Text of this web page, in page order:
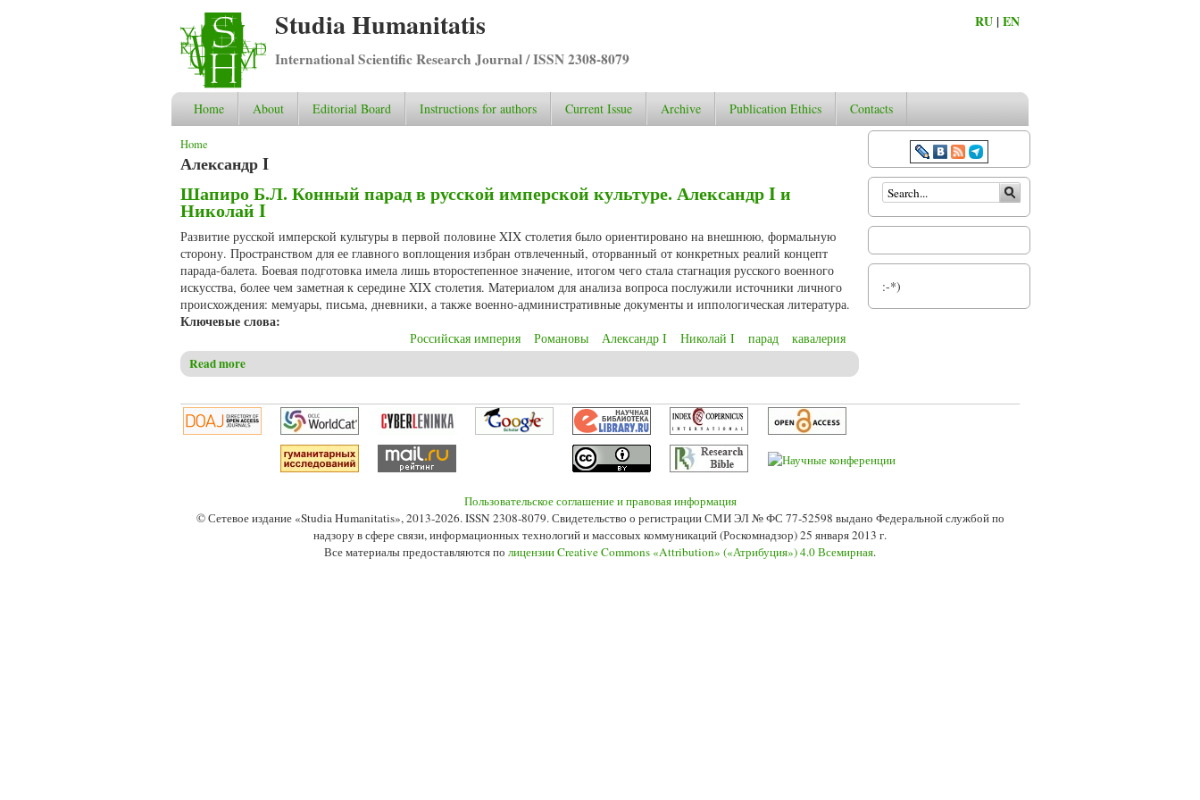
Studia Humanitatis
International Scientific Research Journal / ISSN 2308-8079
RU |EN
Home About Editorial Board Instructions for authors Current Issue Archive Publication Ethics Contacts
You are here
Home
Александр I
Шапиро Б.Л. Конный парад в русской имперской культуре. Александр I и
Николай I
Развитие русской имперской культуры в первой половине XIX столетия было ориентировано на внешнюю, формальную
сторону. Пространством для ее главного воплощения избран отвлеченный, оторванный от конкретных реалий концепт
парада-балета. Боевая подготовка имела лишь второстепенное значение, итогом чего стала стагнация русского военного
искусства, более чем заметная к середине XIX столетия. Материалом для анализа вопроса послужили источники личного
происхождения: мемуары, письма, дневники, а также военно-административные документы и иппологическая литература.
Ключевые слова:
Российская империя Романовы Александр I Николай I парад кавалерия
Read more
Search form
:-*)
Пользовательское соглашение и правовая информация
© Сетевое издание «Studia Humanitatis», 2013-2026. ISSN 2308-8079. Свидетельство о регистрации СМИ ЭЛ № ФС 77-52598 выдано Федеральной службой по
надзору в сфере связи, информационных технологий и массовых коммуникаций (Роскомнадзор) 25 января 2013 г.
Все материалы предоставляются по лицензии Creative Commons «Attribution» («Атрибуция») 4.0 Всемирная.